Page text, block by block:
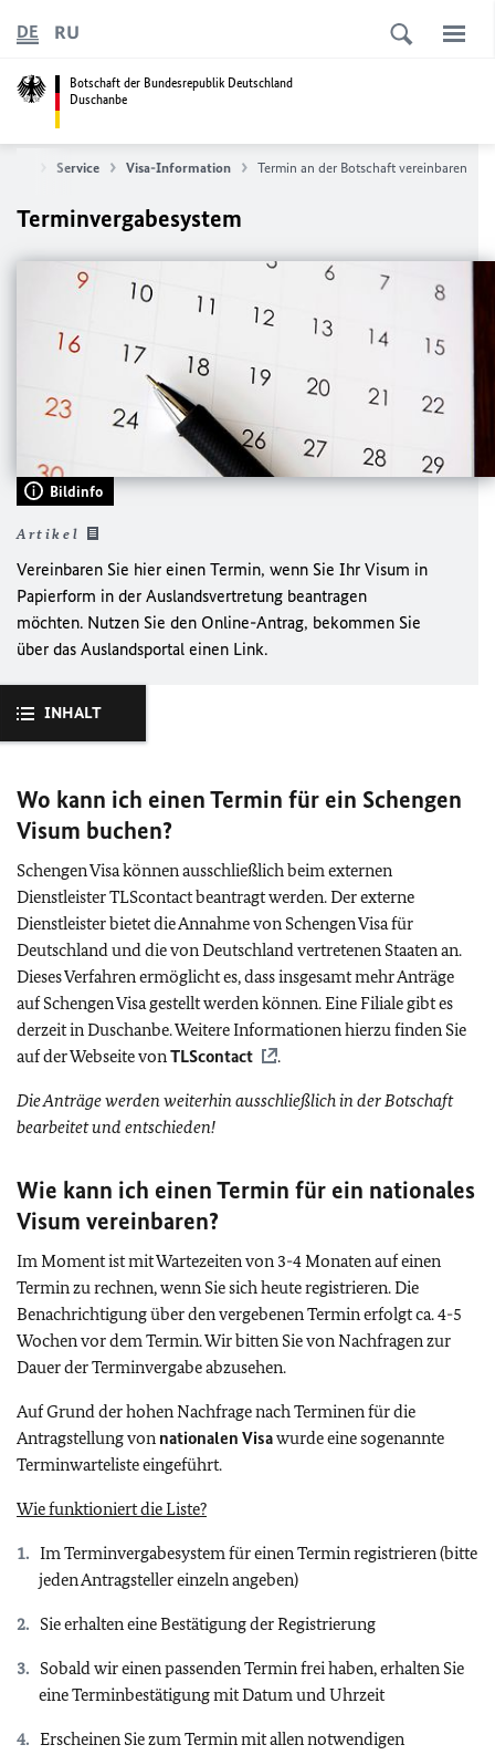
Botschaft der Bundesrepublik Deutschland
Duschanbe
DE RU
Service Visa-Information Termin an der Botschaft vereinbaren
Terminvergabesystem
Bildinfo
Artikel
Vereinbaren Sie hier einen Termin, wenn Sie Ihr Visum in
Papierform in der Auslandsvertretung beantragen
möchten. Nutzen Sie den Online-Antrag, bekommen Sie
über das Auslandsportal einen Link.
INHALT
Wo kann ich einen Termin für ein Schengen
Visum buchen?
Schengen Visa können ausschließlich beim externen
Dienstleister TLScontact beantragt werden. Der externe
Dienstleister bietet die Annahme von Schengen Visa für
Deutschland und die von Deutschland vertretenen Staaten an.
Dieses Verfahren ermöglicht es, dass insgesamt mehr Anträge
auf Schengen Visa gestellt werden können. Eine Filiale gibt es
derzeit in Duschanbe. Weitere Informationen hierzu finden Sie
auf der Webseite von TLScontact .
Die Anträge werden weiterhin ausschließlich in der Botschaft
bearbeitet und entschieden!
Wie kann ich einen Termin für ein nationales
Visum vereinbaren?
Im Moment ist mit Wartezeiten von 3-4 Monaten auf einen
Termin zu rechnen, wenn Sie sich heute registrieren. Die
Benachrichtigung über den vergebenen Termin erfolgt ca. 4-5
Wochen vor dem Termin. Wir bitten Sie von Nachfragen zur
Dauer der Terminvergabe abzusehen.
Auf Grund der hohen Nachfrage nach Terminen für die
Antragstellung von nationalen Visawurde eine sogenannte
Terminwarteliste eingeführt.
Wie funktioniert die Liste?
Im Terminvergabesystem für einen Termin registrieren (bitte
jeden Antragsteller einzeln angeben)
Sie erhalten eine Bestätigung der Registrierung
Sobald wir einen passenden Termin frei haben, erhalten Sie
eine Terminbestätigung mit Datum und Uhrzeit
Erscheinen Sie zum Termin mit allen notwendigen